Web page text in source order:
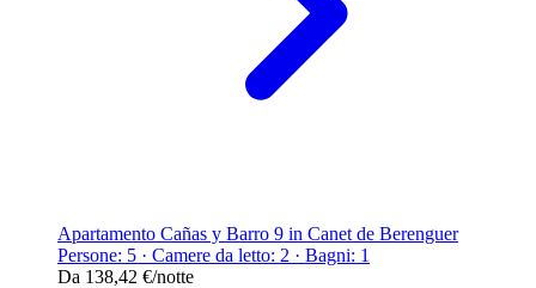
Apartamento Cañas y Barro 9 in Canet de Berenguer
Persone: 5 · Camere da letto: 2 · Bagni: 1
Da 138,42 €/notte